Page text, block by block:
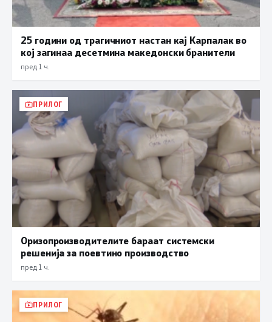
25 години од трагичниот настан кај Карпалак во
кој загинаа десетмина македонски бранители
пред 1 ч.
ПРИЛОГ
Оризопроизводителите бараат системски
решенија за поевтино производство
пред 1 ч.
ПРИЛОГ